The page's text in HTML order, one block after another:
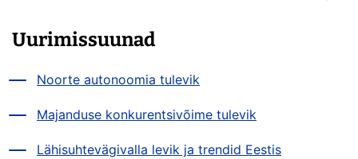
Uurimissuunad
Noorte autonoomia tulevik
Majanduse konkurentsivõime tulevik
Lähisuhtevägivalla levik ja trendid Eestis